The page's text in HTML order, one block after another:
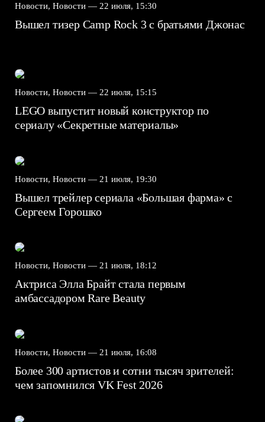
Новости, Новости — 22 июля, 15:30
Вышел тизер Camp Rock 3 с братьями Джонас
Новости, Новости — 22 июля, 15:15
LEGO выпустит новый конструктор по
сериалу «Секретные материалы»
Новости, Новости — 21 июля, 19:30
Вышел трейлер сериала «Большая фарма» с
Сергеем Горошко
Новости, Новости — 21 июля, 18:12
Актриса Элла Брайт стала первым
амбассадором Rare Beauty
Новости, Новости — 21 июля, 16:08
Более 300 артистов и сотни тысяч зрителей:
чем запомнился VK Fest 2026